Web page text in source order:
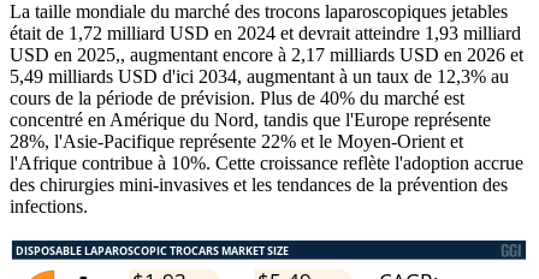
La taille mondiale du marché des trocons laparoscopiques jetables
était de 1,72 milliard USD en 2024 et devrait atteindre 1,93 milliard
USD en 2025,, augmentant encore à 2,17 milliards USD en 2026 et
5,49 milliards USD d'ici 2034, augmentant à un taux de 12,3% au
cours de la période de prévision. Plus de 40% du marché est
concentré en Amérique du Nord, tandis que l'Europe représente
28%, l'Asie-Pacifique représente 22% et le Moyen-Orient et
l'Afrique contribue à 10%. Cette croissance reflète l'adoption accrue
des chirurgies mini-invasives et les tendances de la prévention des
infections.